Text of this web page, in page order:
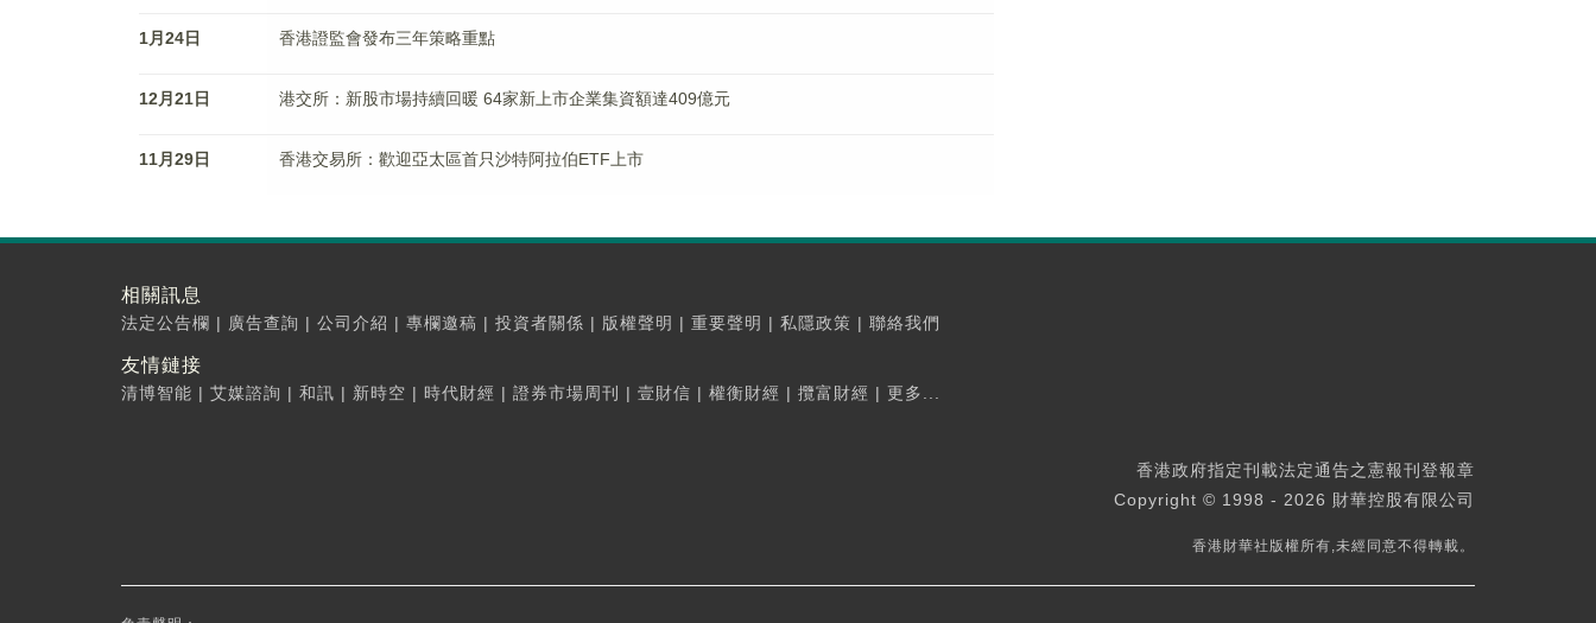
1月24日 香港證監會發布三年策略重點
12月21日 港交所：新股市場持續回暖 64家新上市企業集資額達409億元
11月29日 香港交易所：歡迎亞太區首只沙特阿拉伯ETF上市
相關訊息
法定公告欄 | 廣告查詢 | 公司介紹 | 專欄邀稿 | 投資者關係 | 版權聲明 | 重要聲明 | 私隱政策 | 聯絡我們
友情鏈接
清博智能 | 艾媒諮詢 | 和訊 | 新時空 | 時代財經 | 證券市場周刊 | 壹財信 | 權衡財經 | 攬富財經 | 更多...
香港政府指定刊載法定通告之憲報刊登報章
Copyright © 1998 - 2026 財華控股有限公司
香港財華社版權所有,未經同意不得轉載。